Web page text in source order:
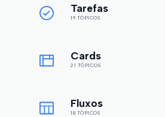
Tarefas
19 TÓPICOS
Cards
21 TÓPICOS
Fluxos
18 TÓPICOS